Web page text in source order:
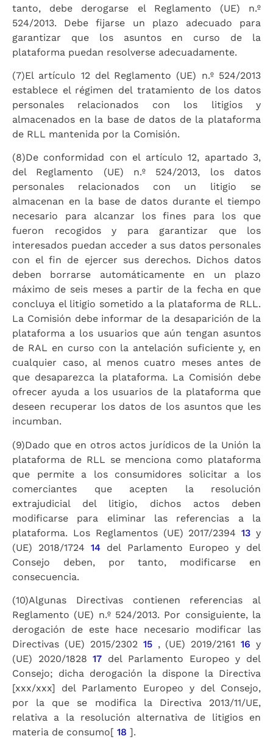
tanto, debe derogarse el Reglamento (UE) n.º
524/2013. Debe fijarse un plazo adecuado para
garantizar que los asuntos en curso de la
plataforma puedan resolverse adecuadamente.
(7)El artículo 12 del Reglamento (UE) n.º 524/2013
establece el régimen del tratamiento de los datos
personales relacionados con los litigios y
almacenados en la base de datos de la plataforma
de RLL mantenida por la Comisión.
(8)De conformidad con el artículo 12, apartado 3,
del Reglamento (UE) n.º 524/2013, los datos
personales relacionados con un litigio se
almacenan en la base de datos durante el tiempo
necesario para alcanzar los fines para los que
fueron recogidos y para garantizar que los
interesados puedan acceder a sus datos personales
con el fin de ejercer sus derechos. Dichos datos
deben borrarse automáticamente en un plazo
máximo de seis meses a partir de la fecha en que
concluya el litigio sometido a la plataforma de RLL.
La Comisión debe informar de la desaparición de la
plataforma a los usuarios que aún tengan asuntos
de RAL en curso con la antelación suficiente y, en
cualquier caso, al menos cuatro meses antes de
que desaparezca la plataforma. La Comisión debe
ofrecer ayuda a los usuarios de la plataforma que
deseen recuperar los datos de los asuntos que les
incumban.
(9)Dado que en otros actos jurídicos de la Unión la
plataforma de RLL se menciona como plataforma
que permite a los consumidores solicitar a los
comerciantes que acepten la resolución
extrajudicial del litigio, dichos actos deben
modificarse para eliminar las referencias a la
plataforma. Los Reglamentos (UE) 2017/2394 13 y
(UE) 2018/1724 14 del Parlamento Europeo y del
Consejo deben, por tanto, modificarse en
consecuencia.
(10)Algunas Directivas contienen referencias al
Reglamento (UE) n.º 524/2013. Por consiguiente, la
derogación de este hace necesario modificar las
Directivas (UE) 2015/2302 15 , (UE) 2019/2161 16 y
(UE) 2020/1828 17 del Parlamento Europeo y del
Consejo; dicha derogación la dispone la Directiva
[xxx/xxx] del Parlamento Europeo y del Consejo,
por la que se modifica la Directiva 2013/11/UE,
relativa a la resolución alternativa de litigios en
materia de consumo[ 18 ].